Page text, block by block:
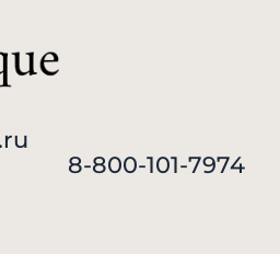
8-800-101-7974